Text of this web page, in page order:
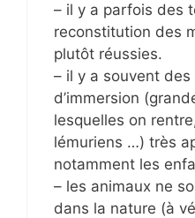
– il y a parfois des
reconstitution des
plutôt réussies.
– il y a souvent des
d’immersion
lesquelles on
lémuriens …) très
notamment les
– les animaux ne
dans la nature (à